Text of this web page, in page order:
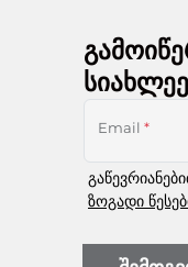
Email *
ზოგადი